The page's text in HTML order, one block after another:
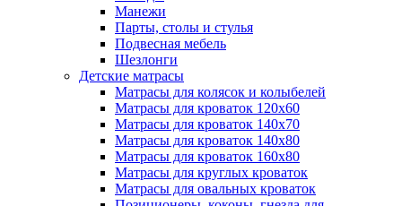
Манежи
Парты, столы и стулья
Подвесная мебель
Шезлонги
Детские матрасы
Матрасы для колясок и колыбелей
Матрасы для кроваток 120х60
Матрасы для кроваток 140х70
Матрасы для кроваток 140х80
Матрасы для кроваток 160х80
Матрасы для круглых кроваток
Матрасы для овальных кроваток